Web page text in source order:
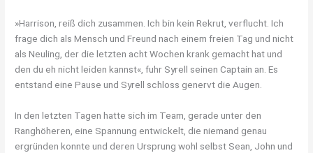
»Harrison, reiß dich zusammen. Ich bin kein Rekrut, verflucht. Ich
frage dich als Mensch und Freund nach einem freien Tag und nicht
als Neuling, der die letzten acht Wochen krank gemacht hat und
den du eh nicht leiden kannst«, fuhr Syrell seinen Captain an. Es
entstand eine Pause und Syrell schloss genervt die Augen.
In den letzten Tagen hatte sich im Team, gerade unter den
Ranghöheren, eine Spannung entwickelt, die niemand genau
ergründen konnte und deren Ursprung wohl selbst Sean, John und